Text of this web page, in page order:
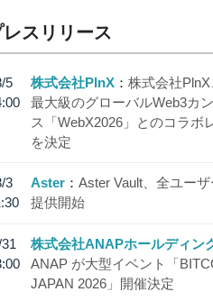
レスリリース
5
株式会社PlnX
株式会社
最大級のグローバルWeb3カ
ス「WebX2026」とのコラボ
を決定
3
Aster
Aster Vault、全ユー
提供開始
株式会社ANAPホールディン
ANAP が大型イベント「
JAPAN 2026」開催決定